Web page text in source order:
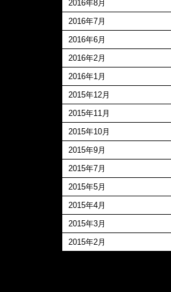
2016年8月
2016年7月
2016年6月
2016年2月
2016年1月
2015年12月
2015年11月
2015年10月
2015年9月
2015年7月
2015年5月
2015年4月
2015年3月
2015年2月